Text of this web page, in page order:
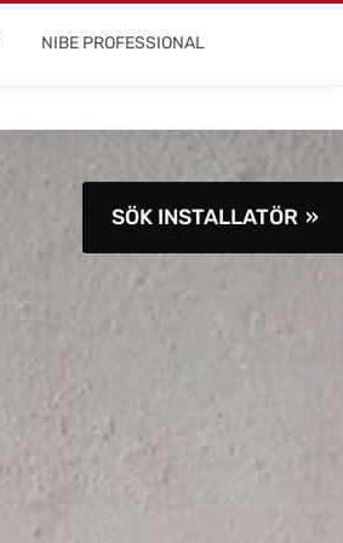
NIBE PROFESSIONAL
SÖK INSTALLATÖR